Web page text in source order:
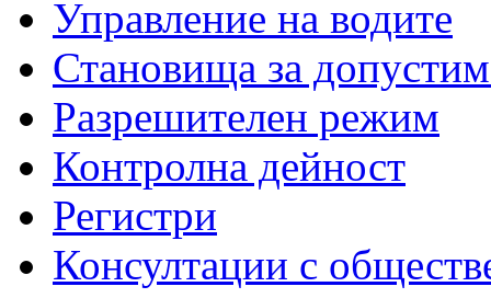
Управление на водите
Становища за
Разрешителен режим
Контролна дейност
Регистри
Консултации с